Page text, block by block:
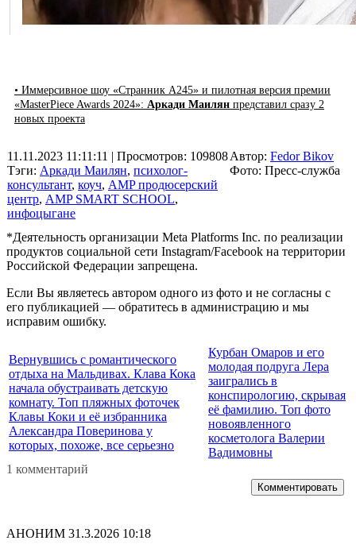
• Иммерсивное шоу «Странник А245» и пилотная версия премии
«MasterPiece Awards 2024»: Аркади Маилян представил сразу 2
новых проекта
11.11.2023 11:11:11 | Просмотров: 109808
Тэги: Аркади Маилян, психолог-
консультант, коуч, AMP продюсерский
центр, AMP SMART SCHOOL,
инфоцыгане
Автор: Fedor Bikov
Фото: Пресс-служба
*Деятельность организации Meta Platforms Inc. по реализации
продуктов социальной сети Instagram/Facebook на территории
Российской Федерации запрещена.
Если Вы являетесь автором одного из фото и не согласны с
его публикацией — обратитесь в администрацию и мы
исправим ошибку.
Вернувшись с романтического
отдыха на Мальдивах. Клава Кока
начала обустраивать детскую
комнату. Топ пляжных фоточек
Клавы Коки и её избранника
Александра Поверинова у
которых, похоже, все серьезно
Курбан Омаров и его
молодая подруга Лера
заигрались в
конспирологию, скрывая
её фамилию. Топ фото
новоявленного
косметолога Валерии
Вадимовны
1 комментарий
Комментировать
АНОНИМ 31.3.2026 10:18